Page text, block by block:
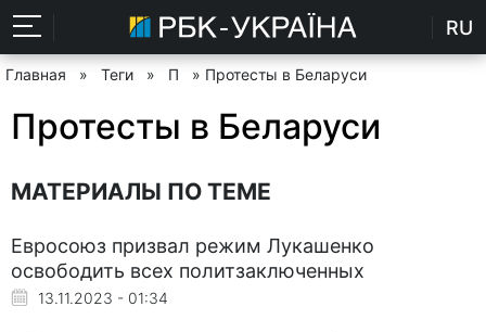
RU
Главная » Теги » П » Протесты в Беларуси
Протесты в Беларуси
МАТЕРИАЛЫ ПО ТЕМЕ
Евросоюз призвал режим Лукашенко
освободить всех политзаключенных
13.11.2023 - 01:34